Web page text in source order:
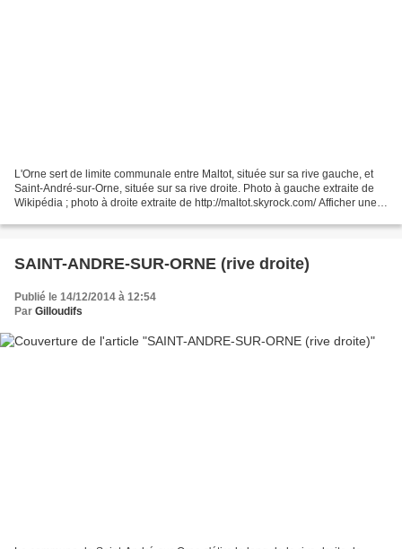
L'Orne sert de limite communale entre Maltot, située sur sa rive gauche, et
Saint-André-sur-Orne, située sur sa rive droite. Photo à gauche extraite de
Wikipédia ; photo à droite extraite de http://maltot.skyrock.com/ Afficher une
SAINT-ANDRE-SUR-ORNE (rive droite)
Publié le 14/12/2014 à 12:54
Par Gilloudifs